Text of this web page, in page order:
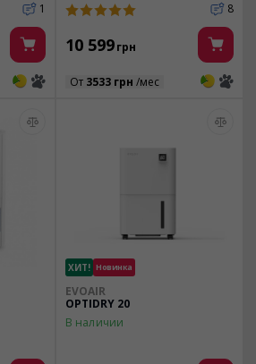
1
3 3
8
10 599грн
От 3533 грн /мес 3 3
ХИТ! Новинка
EVOAIR
OPTIDRY 20
В наличии